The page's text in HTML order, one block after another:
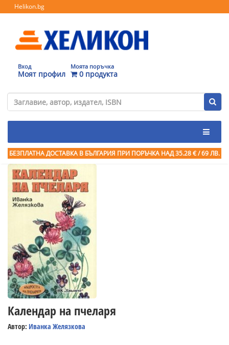
Helikon.bg
Вход
Моят профил
Моята поръчка
0 продукта
БЕЗПЛАТНА ДОСТАВКА В БЪЛГАРИЯ ПРИ ПОРЪЧКА НАД 35.28 € / 69 ЛВ.
Календар на пчеларя
Автор: Иванка Желязкова